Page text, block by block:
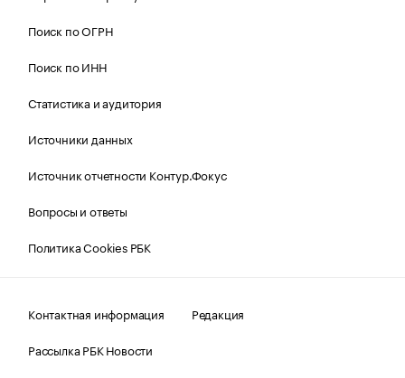
Поиск по ОГРН
Поиск по ИНН
Статистика и аудитория
Источники данных
Источник отчетности Контур.Фокус
Вопросы и ответы
Политика Cookies РБК
Контактная информация
Редакция
Рассылка РБК Новости